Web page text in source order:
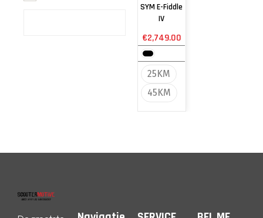
SYM E-Fiddle
IV
€2,749.00
25KM
45KM